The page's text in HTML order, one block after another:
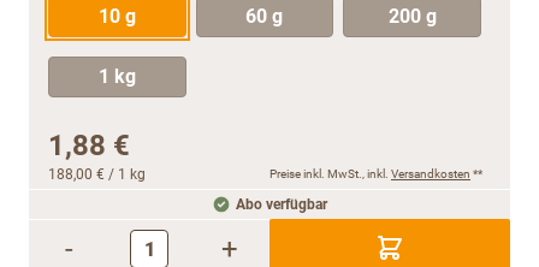
10 g 60 g 200 g
1 kg
1,88 €
188,00 € / 1 kg Preise inkl. MwSt., inkl. Versandkosten **
Abo verfügbar
- +